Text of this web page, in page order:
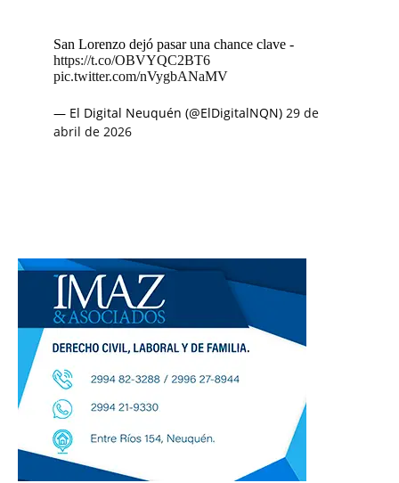
San Lorenzo dejó pasar una chance clave -
https://t.co/OBVYQC2BT6
pic.twitter.com/nVygbANaMV
— El Digital Neuquén (@ElDigitalNQN) 29 de
abril de 2026